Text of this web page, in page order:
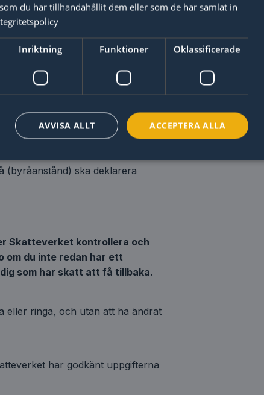
31 mars
för att kunna få ditt
deklarationen i e-
4 maj. Om du har anstånd är
(byråanstånd) ska deklarera
Skatteverket kontrollera och
om du inte redan har ett
som har skatt att få tillbaka.
eller ringa, och utan att ha ändrat
har godkänt uppgifterna
du har tillhandahållit dem eller som de har samlat in
Inriktning Funktioner Oklassificerade
ACCEPTERA ALLA
AVVISA ALLT
till 3 offerter från utvalda
Helt gratis och utan
förbindelser.
en förfrågan!